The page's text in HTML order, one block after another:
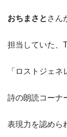
おちまさと さん
担当していた、
「ロストジェ
詩の朗読コーナ
表現力を認めら